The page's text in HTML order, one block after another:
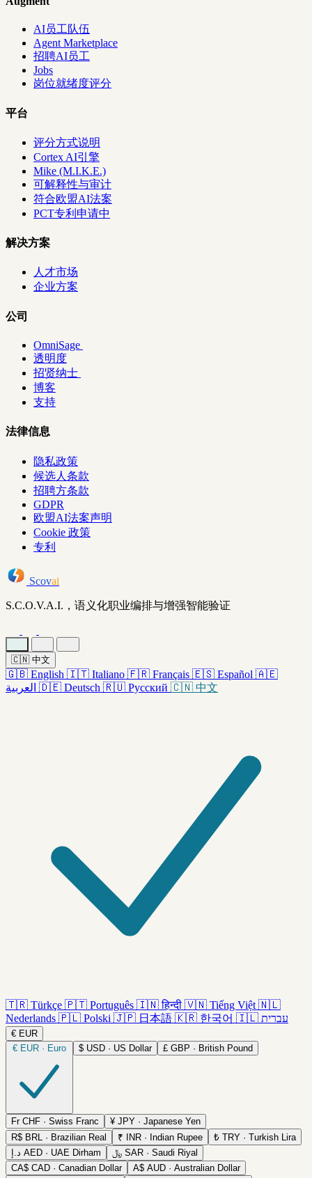
AI员工队伍
Agent Marketplace
招聘AI员工
Jobs
岗位就绪度评分
平台
评分方式说明
Cortex AI引擎
Mike (M.I.K.E.)
可解释性与审计
符合欧盟AI法案
PCT专利申请中
解决方案
人才市场
企业方案
公司
OmniSage
透明度
招贤纳士
博客
支持
法律信息
隐私政策
候选人条款
招聘方条款
GDPR
欧盟AI法案声明
Cookie 政策
专利
Scovai
S.C.O.V.A.I.，语义化职业编排与增强智能验证
🇨🇳 中文
🇬🇧 English 🇮🇹 Italiano 🇫🇷 Français 🇪🇸 Español 🇦🇪
العربية 🇩🇪 Deutsch 🇷🇺 Русский 🇨🇳 中文
🇹🇷 Türkçe 🇵🇹 Português 🇮🇳 हिन्दी 🇻🇳 Tiếng Việt 🇳🇱
Nederlands 🇵🇱 Polski 🇯🇵 日本語 🇰🇷 한국어 🇮🇱 עברית
€ EUR
€ EUR · Euro $ USD · US Dollar £ GBP · British Pound
Fr CHF · Swiss Franc ¥ JPY · Japanese Yen
R$ BRL · Brazilian Real ₹ INR · Indian Rupee ₺ TRY · Turkish Lira
د.إ AED · UAE Dirham ﷼ SAR · Saudi Riyal
CA$ CAD · Canadian Dollar A$ AUD · Australian Dollar